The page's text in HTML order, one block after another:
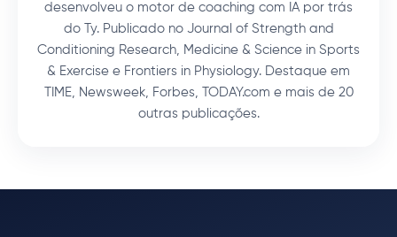
desenvolveu o motor de coaching com IA por trás
do Ty. Publicado no Journal of Strength and
Conditioning Research, Medicine & Science in Sports
& Exercise e Frontiers in Physiology. Destaque em
TIME, Newsweek, Forbes, TODAY.com e mais de 20
outras publicações.